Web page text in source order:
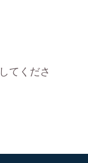
してくださ